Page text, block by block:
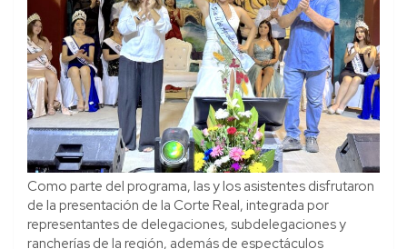
Como parte del programa, las y los asistentes disfrutaron
de la presentación de la Corte Real, integrada por
representantes de delegaciones, subdelegaciones y
rancherías de la región, además de espectáculos